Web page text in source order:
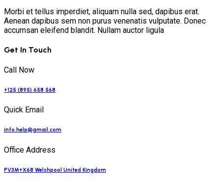
Morbi et tellus imperdiet, aliquam nulla sed, dapibus erat.
Aenean dapibus sem non purus venenatis vulputate. Donec
accumsan eleifend blandit. Nullam auctor ligula
Get In Touch
Call Now
+125 (895) 658 568
Quick Email
info.help@gmail.com
Office Address
PV3M+X68 Welshpool United Kingdom